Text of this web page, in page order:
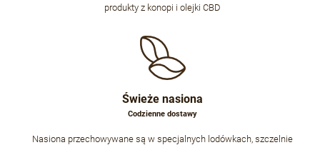
produkty z konopi i olejki CBD
Świeże nasiona
Codzienne dostawy
Nasiona przechowywane są w specjalnych lodówkach, szczelnie